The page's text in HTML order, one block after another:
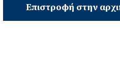
Επιστροφή στην